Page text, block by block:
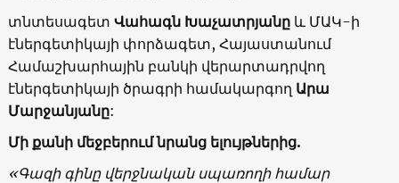
տնտեսագետ Վահագն Խաչատրյանըև ՄԱԿ-ի
էներգետիկայի փորձագետ, Հայաստանում
Համաշխարհային բանկի վերարտադրվող
էներգետիկայի ծրագրի համակարգող Արա
Մարջանյանը:
Մի քանի մեջբերում նրանց ելույթներից.
«Գազի գինը վերջնական սպառողի համար